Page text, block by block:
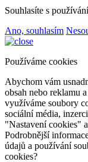
Souhlasíte s
Ano, souhlasím
Používáme cookies
Abychom vám
obsah nebo reklamu
využíváme soubory
sociální média,
"Nastavení cookies"
Podrobnější
údajů a používání
cookies?